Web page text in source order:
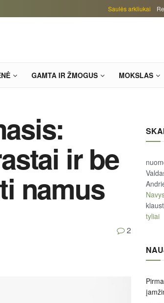
Saulės arkliukai
GAMTA IR ŽMOGUS MOKSLAS
ir be
namus
2
tyliai